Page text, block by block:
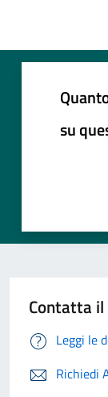
su
Contatta
Leggi le
Richiedi